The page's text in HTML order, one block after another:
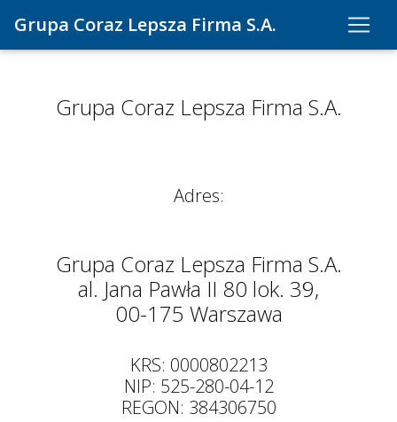
Grupa Coraz Lepsza Firma S.A.
Grupa Coraz Lepsza Firma S.A.
Adres:
Grupa Coraz Lepsza Firma S.A.
al. Jana Pawła II 80 lok. 39,
00-175 Warszawa
KRS: 0000802213
NIP: 525-280-04-12
REGON: 384306750